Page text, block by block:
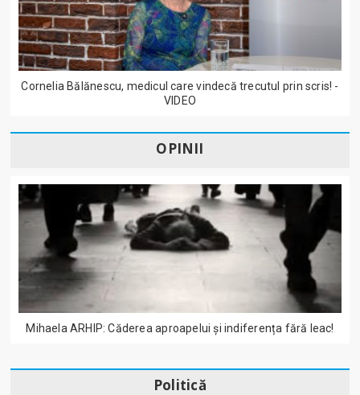
Cornelia Bălănescu, medicul care vindecă trecutul prin scris! -
VIDEO
OPINII
Mihaela ARHIP: Căderea aproapelui și indiferența fără leac!
Politică